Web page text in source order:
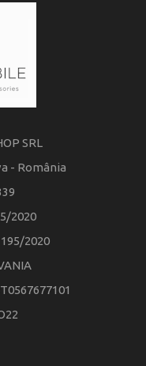
SRL
- România
2020
2020